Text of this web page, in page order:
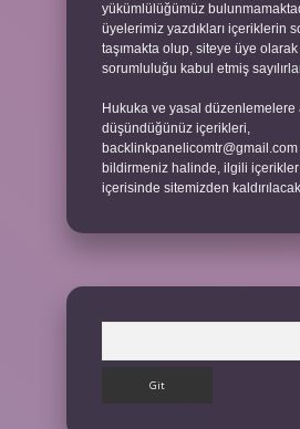
yükümlülüğümüz
üyelerimiz yazdıkları içeriklerin
taşımakta olup, siteye üye olarak
sorumluluğu kabul etmiş
Hukuka ve yasal düzenlemelere
düşündüğünüz içerikleri,
backlinkpanelicomtr@gmail.com
bildirmeniz halinde, ilgili
içerisinde sitemizden